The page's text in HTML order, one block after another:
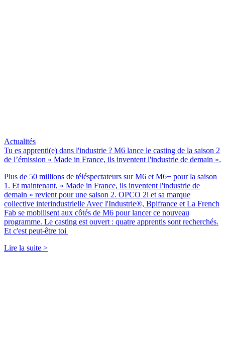
Actualités
Tu es apprenti(e) dans l'industrie ? M6 lance le casting de la saison 2
de l’émission « Made in France, ils inventent l'industrie de demain ».
Plus de 50 millions de téléspectateurs sur M6 et M6+ pour la saison
1. Et maintenant, « Made in France, ils inventent l'industrie de
demain » revient pour une saison 2. OPCO 2i et sa marque
collective interindustrielle Avec l'Industrie®, Bpifrance et La French
Fab se mobilisent aux côtés de M6 pour lancer ce nouveau
programme. Le casting est ouvert : quatre apprentis sont recherchés.
Et c'est peut-être toi
Lire la suite >